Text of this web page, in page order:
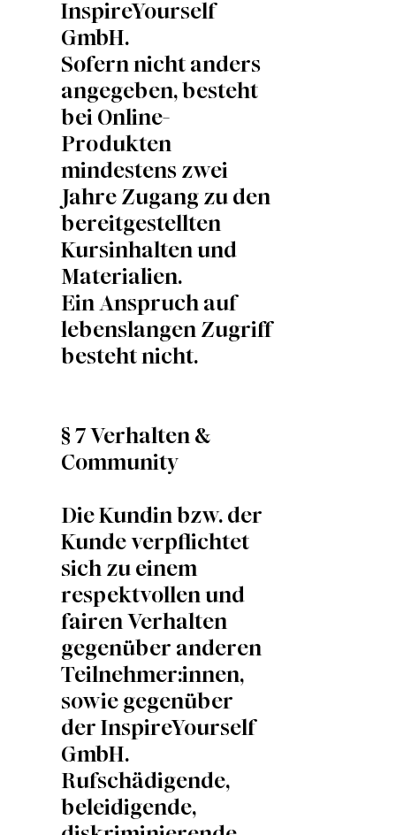
InspireYourself
GmbH.
Sofern nicht anders
angegeben, besteht
bei Online-
Produkten
mindestens zwei
Jahre Zugang zu den
bereitgestellten
Kursinhalten und
Materialien.
Ein Anspruch auf
lebenslangen Zugriff
besteht nicht.
§ 7 Verhalten &
Community
Die Kundin bzw. der
Kunde verpflichtet
sich zu einem
respektvollen und
fairen Verhalten
gegenüber anderen
Teilnehmer:innen,
sowie gegenüber
der InspireYourself
GmbH.
Rufschädigende,
beleidigende,